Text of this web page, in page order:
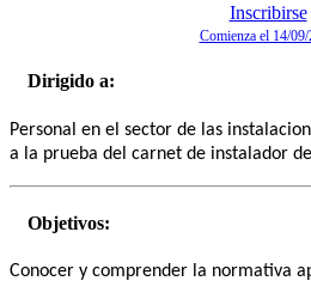
Inscribirse
Comienza el 14/
Dirigido a:
Personal en el sector de las
a la prueba del carnet de instalador
Objetivos:
Conocer y comprender la normativa